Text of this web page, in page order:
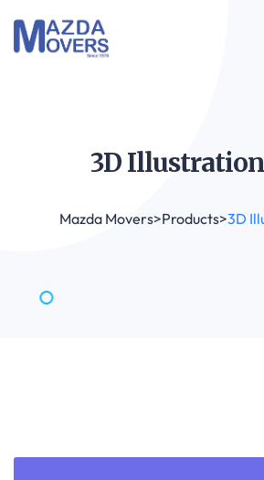
3D Illustration
Mazda Movers>Products>3D